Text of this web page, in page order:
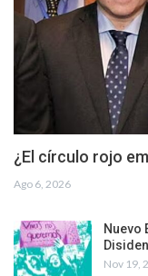
¿El círculo rojo
Ago 6, 2026
Nuevo
Nov 19,